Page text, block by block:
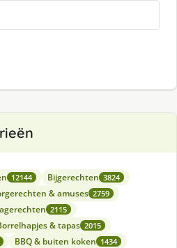
12144 Bijgerechten 3824
& amuses 2759
2115
& tapas 2015
BBQ & buiten koken 1434